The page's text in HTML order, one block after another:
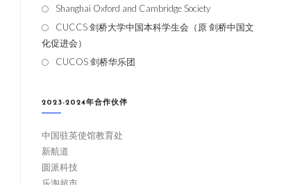
Shanghai Oxford and Cambridge Society
CUCCS 剑桥大学中国本科学生会（原 剑桥中国文
化促进会）
CUCOS 剑桥华乐团
2023-2024年合作伙伴
中国驻英使馆教育处
新航道
圆派科技